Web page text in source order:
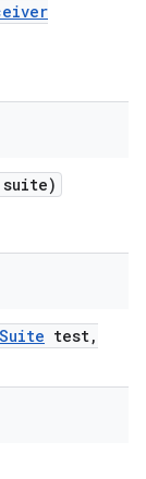
suite)
Suite test,